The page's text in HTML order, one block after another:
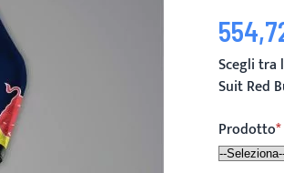
Prezzo
Scegli
Suit Red
Prodotto